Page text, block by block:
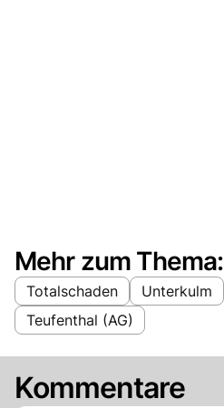
Mehr zum Thema:
Totalschaden Unterkulm
Teufenthal (AG)
Kommentare